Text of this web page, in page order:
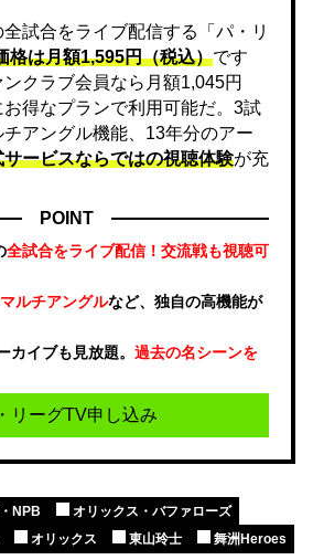
試合をライブ配信する「パ・リ
格は月額1,595円（税込）です
クラブ会員なら月額1,045円
お得なプランで利用可能だ。3試
アングル機能、13年分のアー
サービスならではの視聴体験が充
POINT
全試合をライブ配信！交流戦も視聴可
マルチアングルなど、独自の高機能が
イブも見放題。 過去の名シーンを
リーグTV申し込み
NPB
オリックス・バファローズ
オリックス 東山玲士 舞洲Heroes